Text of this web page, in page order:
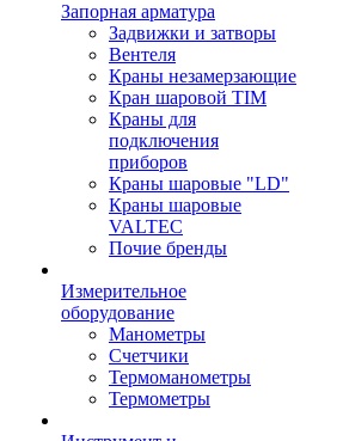
Запорная арматура
Задвижки и затворы
Вентеля
Краны незамерзающие
Кран шаровой TIM
Краны для
подключения
приборов
Краны шаровые "LD"
Краны шаровые
VALTEC
Почие бренды
Измерительное
оборудование
Манометры
Счетчики
Термоманометры
Термометры